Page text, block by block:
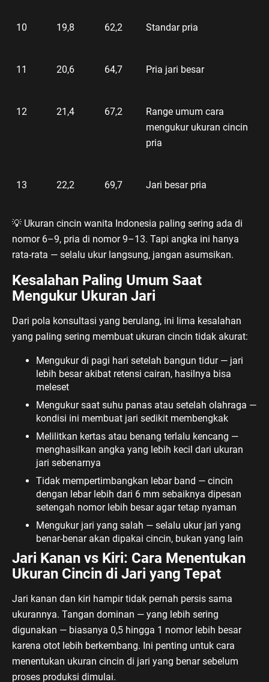
10 19,8 62,2 Standar pria
11 20,6 64,7 Pria jari besar
12 21,4 67,2
Range umum cara
mengukur ukuran cincin
pria
13 22,2 69,7 Jari besar pria
💡 Ukuran cincin wanita Indonesia paling sering ada di
nomor 6–9, pria di nomor 9–13. Tapi angka ini hanya
rata-rata — selalu ukur langsung, jangan asumsikan.
Kesalahan Paling Umum Saat
Mengukur Ukuran Jari
Dari pola konsultasi yang berulang, ini lima kesalahan
yang paling sering membuat ukuran cincin tidak akurat:
Mengukur di pagi hari setelah bangun tidur — jari
lebih besar akibat retensi cairan, hasilnya bisa
meleset
Mengukur saat suhu panas atau setelah olahraga —
kondisi ini membuat jari sedikit membengkak
Melilitkan kertas atau benang terlalu kencang —
menghasilkan angka yang lebih kecil dari ukuran
jari sebenarnya
Tidak mempertimbangkan lebar band — cincin
dengan lebar lebih dari 6 mm sebaiknya dipesan
setengah nomor lebih besar agar tetap nyaman
Mengukur jari yang salah — selalu ukur jari yang
benar-benar akan dipakai cincin, bukan yang lain
Jari Kanan vs Kiri: Cara Menentukan
Ukuran Cincin di Jari yang Tepat
Jari kanan dan kiri hampir tidak pernah persis sama
ukurannya. Tangan dominan — yang lebih sering
digunakan — biasanya 0,5 hingga 1 nomor lebih besar
karena otot lebih berkembang. Ini penting untuk cara
menentukan ukuran cincin di jari yang benar sebelum
proses produksi dimulai.